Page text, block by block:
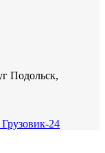
Подольск,
24